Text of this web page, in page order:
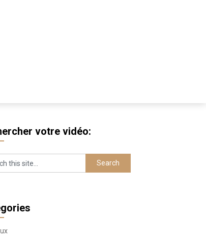
votre vidéo: